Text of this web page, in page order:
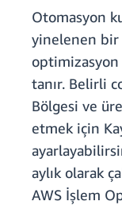
Otomasyon
yinelenen bir
optimizasyon
tanır. Belirli
Bölgesi ve
etmek için
aylık olarak
AWS İşlem